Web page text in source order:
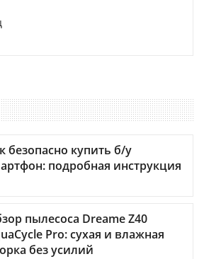
безопасно купить б/у
подробная инструкция
пылесоса Dreame Z40
Pro: сухая и влажная
без усилий